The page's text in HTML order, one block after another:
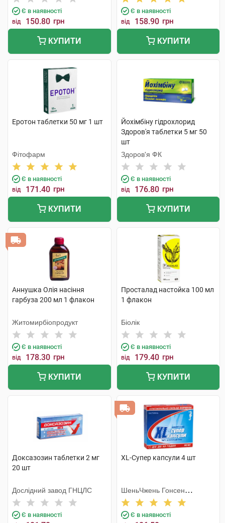
Є в наявності
від 150.80 грн
КУПИТИ
Є в наявності
від 158.90 грн
КУПИТИ
Еротон таблетки 50 мг 1 шт
Фітофарм
Є в наявності
від 171.40 грн
КУПИТИ
Йохімбіну гідрохлорид
Здоров'я таблетки 5 мг 50
шт
Здоров'я ФК
Є в наявності
від 176.80 грн
КУПИТИ
Аннушка Олія насіння
гарбуза 200 мл 1 флакон
Житомирбіопродукт
Є в наявності
від 178.30 грн
КУПИТИ
Просталад настойка 100 мл
1 флакон
Біолік
Є в наявності
від 179.40 грн
КУПИТИ
Доксазозин таблетки 2 мг
20 шт
Дослідний завод ГНЦЛС
Є в наявності
XL-Супер капсули 4 шт
ШеньЧжень Гонсен
Байоледжі Індастрі Ко. Лтд
Є в наявності